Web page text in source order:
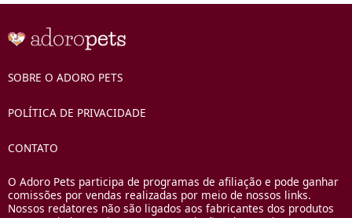
SOBRE O ADORO PETS
POLÍTICA DE PRIVACIDADE
CONTATO
O Adoro Pets participa de programas de afiliação e pode ganhar
comissões por vendas realizadas por meio de nossos links.
Nossos redatores não são ligados aos fabricantes dos produtos